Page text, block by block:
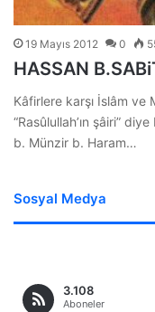
19 Mayıs 2012 0
HASSAN
Kâfirlere karşı İslâm ve
“Rasûlullah’ın şâiri”
b. Münzir b. Haram…
Sosyal Medya
3.108
Aboneler